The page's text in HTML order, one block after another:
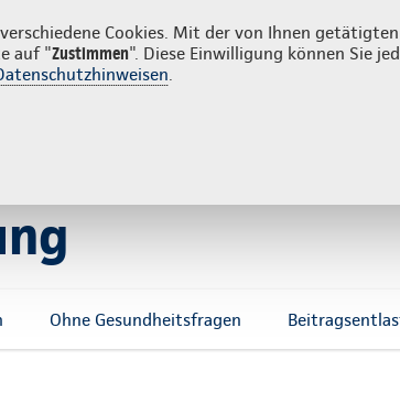
Cookies. Mit der von Ihnen
auf "Zustimmen". Diese Einwilligung können Sie
.
Ohne Gesundheitsfragen